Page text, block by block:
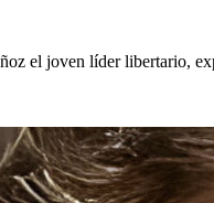
el joven líder libertario,